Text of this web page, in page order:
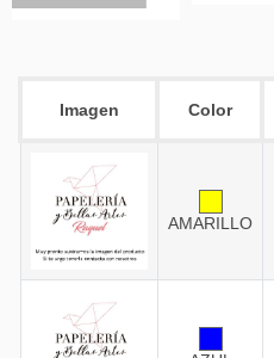
Imagen Color
AMARILLO